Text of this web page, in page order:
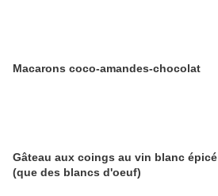
Macarons coco-amandes-chocolat
Gâteau aux coings au vin blanc épicé
(que des blancs d'oeuf)